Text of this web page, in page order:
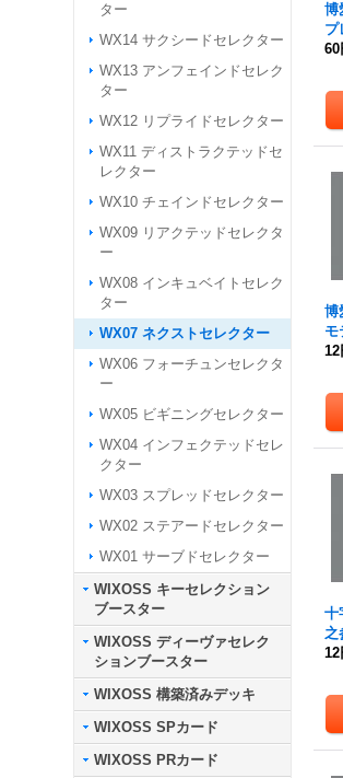
ター
WX14 サクシードセレクター
WX13 アンフェインドセレク
ター
WX12 リプライドセレクター
WX11 ディストラクテッドセ
レクター
WX10 チェインドセレクター
WX09 リアクテッドセレクタ
ー
WX08 インキュベイトセレク
ター
WX07 ネクストセレクター
WX06 フォーチュンセレクタ
ー
WX05 ビギニングセレクター
WX04 インフェクテッドセレ
クター
WX03 スプレッドセレクター
WX02 ステアードセレクター
WX01 サーブドセレクター
WIXOSS キーセレクション
ブースター
WIXOSS ディーヴァセレク
ションブースター
WIXOSS 構築済みデッキ
WIXOSS SPカード
WIXOSS PRカード
博
プ
60
博
モ
12
十
之
12